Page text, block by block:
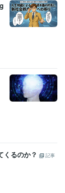
るのか？
記事